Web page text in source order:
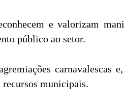
e valorizam
público ao setor.
carnavalescas
municipais.